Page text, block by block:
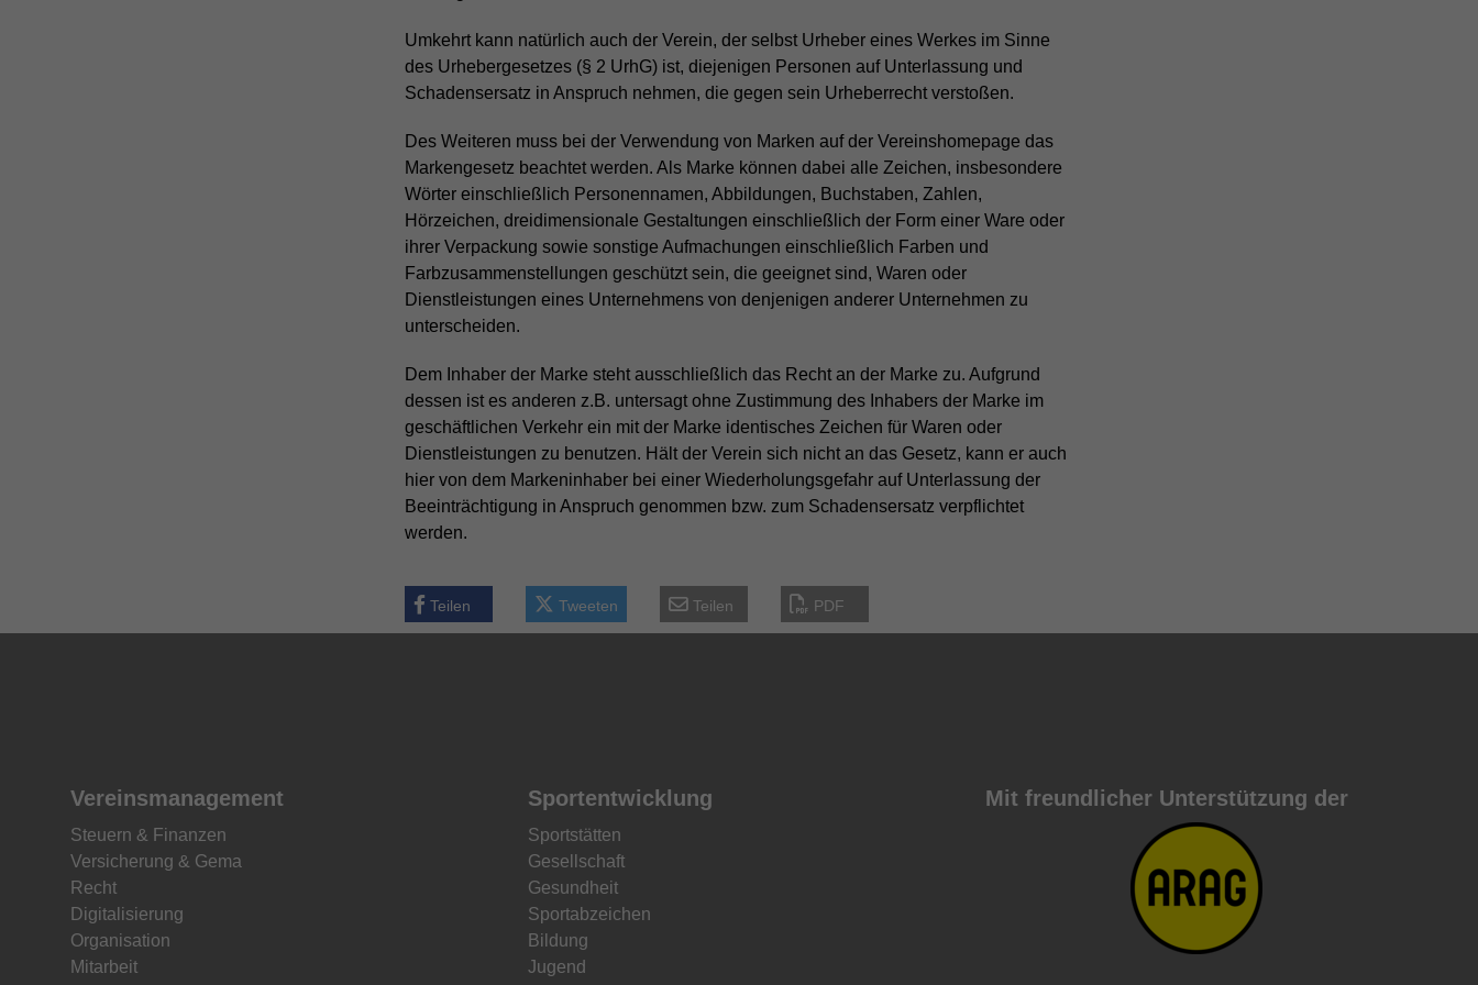
Umkehrt kann natürlich auch der Verein, der selbst Urheber eines Werkes im Sinne
des Urhebergesetzes (§ 2 UrhG) ist, diejenigen Personen auf Unterlassung und
Schadensersatz in Anspruch nehmen, die gegen sein Urheberrecht verstoßen.
Des Weiteren muss bei der Verwendung von Marken auf der Vereinshomepage das
Markengesetz beachtet werden. Als Marke können dabei alle Zeichen, insbesondere
Wörter einschließlich Personennamen, Abbildungen, Buchstaben, Zahlen,
Hörzeichen, dreidimensionale Gestaltungen einschließlich der Form einer Ware oder
ihrer Verpackung sowie sonstige Aufmachungen einschließlich Farben und
Farbzusammenstellungen geschützt sein, die geeignet sind, Waren oder
Dienstleistungen eines Unternehmens von denjenigen anderer Unternehmen zu
unterscheiden.
Dem Inhaber der Marke steht ausschließlich das Recht an der Marke zu. Aufgrund
dessen ist es anderen z.B. untersagt ohne Zustimmung des Inhabers der Marke im
geschäftlichen Verkehr ein mit der Marke identisches Zeichen für Waren oder
Dienstleistungen zu benutzen. Hält der Verein sich nicht an das Gesetz, kann er auch
hier von dem Markeninhaber bei einer Wiederholungsgefahr auf Unterlassung der
Beeinträchtigung in Anspruch genommen bzw. zum Schadensersatz verpflichtet
werden.
Teilen Tweeten Teilen PDF
Vereinsmanagement
Steuern & Finanzen
Versicherung & Gema
Recht
Digitalisierung
Organisation
Mitarbeit
Sportentwicklung
Sportstätten
Gesellschaft
Gesundheit
Sportabzeichen
Bildung
Jugend
Mit freundlicher Unterstützung der
Laufzeit 1 Jahr
Zweck
Enthält die gewählten Tracking-Optin-
Einstellungen.
Name _ga_Z8M37YR1K2
Laufzeit 13 Monate
Zweck
Enthält Informationen zu den Sitzungen und
Interaktionen des Nutzers auf der Seite. Diese
ID ist spezifisch für die Property mit der Kennung
G-Z8M37YR1K2
Laufzeit 6 Monate
Zweck
Das NID-Cookie enthält eine eindeutige ID, über
die Google Ihre bevorzugten Einstellungen und
Ihre bevorzugte Sprache (z. B. Deutsch), wie
viele Suchergebnisse pro Seite angezeigt
werden sollen (z. B. 10 oder 20) und ob der
Google SafeSearch-Filter aktiviert sein soll.
zusätzliche Informationen anzubieten.